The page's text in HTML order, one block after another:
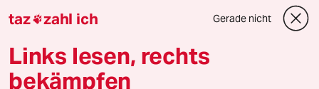
abo
taz zahl ich Gerade nicht
Links lesen, rechts
bekämpfen